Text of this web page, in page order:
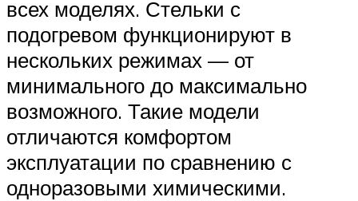
всех моделях. Стельки с
подогревом функционируют в
нескольких режимах — от
минимального до максимально
возможного. Такие модели
отличаются комфортом
эксплуатации по сравнению с
одноразовыми химическими.